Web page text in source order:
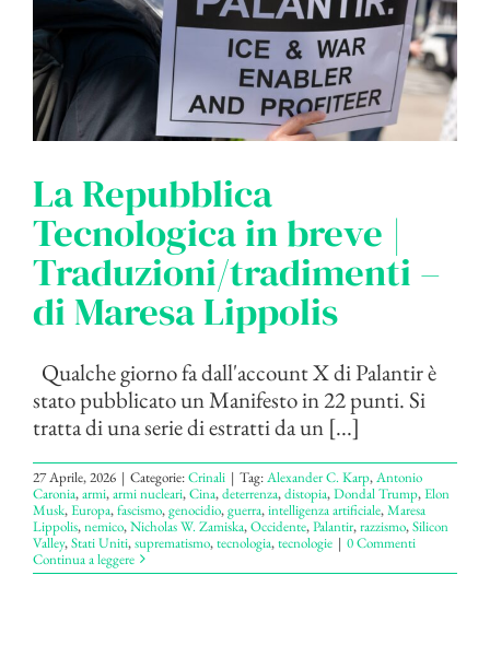
La Repubblica
Tecnologica in breve |
Traduzioni/tradimenti –
di Maresa Lippolis
Qualche giorno fa dall'account X di Palantir è
stato pubblicato un Manifesto in 22 punti. Si
tratta di una serie di estratti da un [...]
27 Aprile, 2026 | Categorie:Crinali | Tag:Alexander C. Karp,Antonio
Caronia,armi,armi nucleari,Cina,deterrenza,distopia,Dondal Trump,Elon
Musk,Europa,fascismo,genocidio,guerra,intelligenza artificiale,Maresa
Lippolis,nemico,Nicholas W. Zamiska,Occidente,Palantir,razzismo,Silicon
Valley,Stati Uniti,suprematismo,tecnologia,tecnologie | 0 Commenti
Continua a leggere